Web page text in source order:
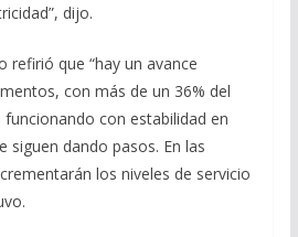
dijo.
refirió que “hay un avance
con más de un 36% del
con estabilidad en
siguen dando pasos. En las
los niveles de servicio